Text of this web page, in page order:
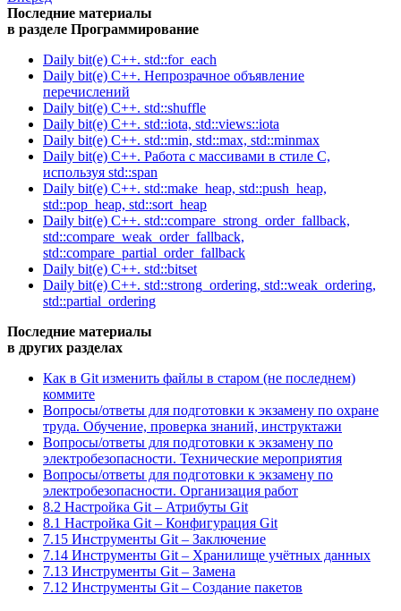
Последние материалы
в разделе Программирование
Daily bit(e) C++. std::for_each
Daily bit(e) C++. Непрозрачное объявление
перечислений
Daily bit(e) C++. std::shuffle
Daily bit(e) C++. std::iota, std::views::iota
Daily bit(e) C++. std::min, std::max, std::minmax
Daily bit(e) C++. Работа с массивами в стиле C,
используя std::span
Daily bit(e) C++. std::make_heap, std::push_heap,
std::pop_heap, std::sort_heap
Daily bit(e) C++. std::compare_strong_order_fallback,
std::compare_weak_order_fallback,
std::compare_partial_order_fallback
Daily bit(e) C++. std::bitset
Daily bit(e) C++. std::strong_ordering, std::weak_ordering,
std::partial_ordering
Последние материалы
в других разделах
Как в Git изменить файлы в старом (не последнем)
коммите
Вопросы/ответы для подготовки к экзамену по охране
труда. Обучение, проверка знаний, инструктажи
Вопросы/ответы для подготовки к экзамену по
электробезопасности. Технические мероприятия
Вопросы/ответы для подготовки к экзамену по
электробезопасности. Организация работ
8.2 Настройка Git – Атрибуты Git
8.1 Настройка Git – Конфигурация Git
7.15 Инструменты Git – Заключение
7.14 Инструменты Git – Хранилище учётных данных
7.13 Инструменты Git – Замена
7.12 Инструменты Git – Создание пакетов